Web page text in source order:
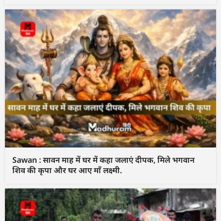
Sawan : सावन माह में घर में कहा जलाएं दीपक, मिले भगवान
शिव की कृपा और घर आए माँ लक्ष्मी.